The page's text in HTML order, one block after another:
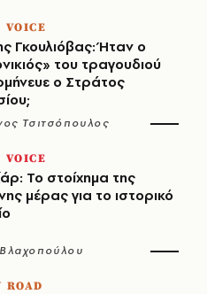
VOICE
Γκουλιόβας: Ήταν ο
του τραγουδιού
ο Στράτος
Τσιτσόπουλος
VOICE
Το στοίχημα της
μέρας για το ιστορικό
ROAD